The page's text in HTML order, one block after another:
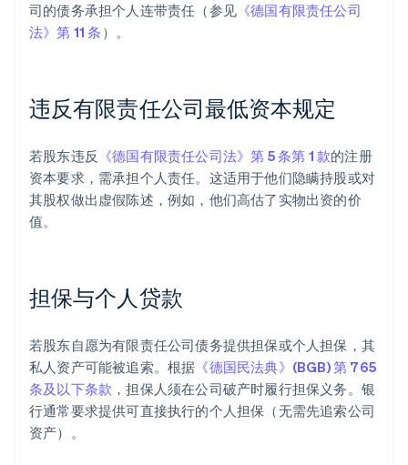
司的债务承担个人连带责任（参见 《德国有限责任公司
法》第 11 条 ）。
违反有限责任公司最低资本规定
若股东违反 《德国有限责任公司法》第 5 条第 1 款的注册
资本要求，需承担个人责任。这适用于他们隐瞒持股或对
其股权做出虚假陈述，例如，他们高估了实物出资的价
值。
担保与个人贷款
若股东自愿为有限责任公司债务提供担保或个人担保，其
私人资产可能被追索。根据 《德国民法典》(BGB) 第 765
条及以下条款 ，担保人须在公司破产时履行担保义务。银
行通常要求提供可直接执行的个人担保（无需先追索公司
资产）。